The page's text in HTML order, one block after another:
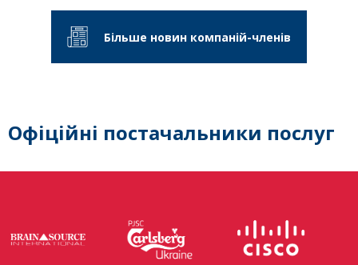
Більше новин компаній-членів
Офіційні постачальники послуг